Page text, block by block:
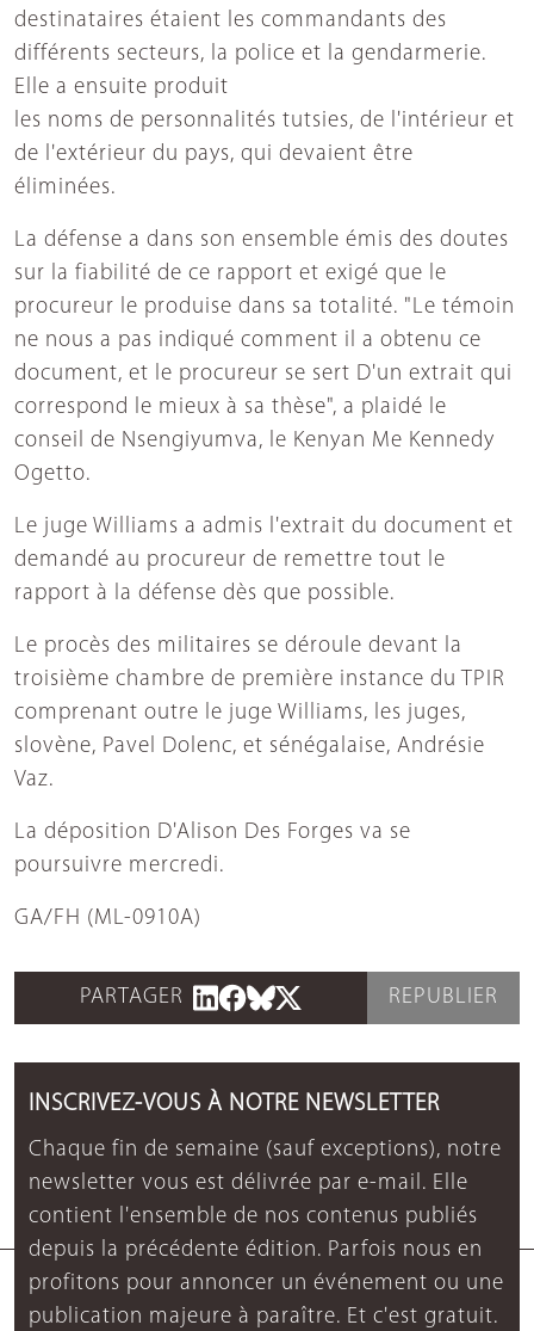
destinataires étaient les commandants des
différents secteurs, la police et la gendarmerie.
Elle a ensuite produit
les noms de personnalités tutsies, de l'intérieur et
de l'extérieur du pays, qui devaient être
éliminées.
La défense a dans son ensemble émis des doutes
sur la fiabilité de ce rapport et exigé que le
procureur le produise dans sa totalité. "Le témoin
ne nous a pas indiqué comment il a obtenu ce
document, et le procureur se sert D'un extrait qui
correspond le mieux à sa thèse", a plaidé le
conseil de Nsengiyumva, le Kenyan Me Kennedy
Ogetto.
Le juge Williams a admis l'extrait du document et
demandé au procureur de remettre tout le
rapport à la défense dès que possible.
Le procès des militaires se déroule devant la
troisième chambre de première instance du TPIR
comprenant outre le juge Williams, les juges,
slovène, Pavel Dolenc, et sénégalaise, Andrésie
Vaz.
La déposition D'Alison Des Forges va se
poursuivre mercredi.
GA/FH (ML-0910A)
PARTAGER REPUBLIER
INSCRIVEZ-VOUS À NOTRE NEWSLETTER
Chaque fin de semaine (sauf exceptions), notre
newsletter vous est délivrée par e-mail. Elle
contient l'ensemble de nos contenus publiés
depuis la précédente édition. Parfois nous en
profitons pour annoncer un événement ou une
publication majeure à paraître. Et c'est gratuit.